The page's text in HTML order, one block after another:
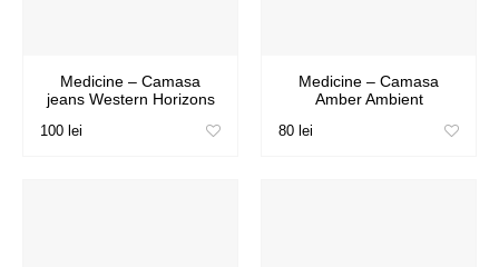
Medicine – Camasa
jeans Western Horizons
100 lei
Medicine – Camasa
Amber Ambient
80 lei